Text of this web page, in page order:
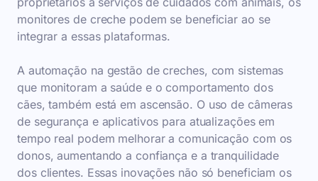
monitores de creche podem se beneficiar ao se
integrar a essas plataformas.
A automação na gestão de creches, com sistemas
que monitoram a saúde e o comportamento dos
cães, também está em ascensão. O uso de câmeras
de segurança e aplicativos para atualizações em
tempo real podem melhorar a comunicação com os
donos, aumentando a confiança e a tranquilidade
dos clientes. Essas inovações não só beneficiam os